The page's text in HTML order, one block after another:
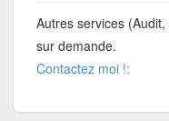
Autres services (Audit,
sur demande.
Contactez moi !: